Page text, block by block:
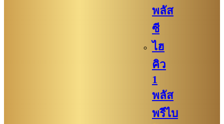
พลัส
ซี
ไฮ
คิว​
1
พลัส
พรีไบ